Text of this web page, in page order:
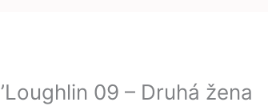
09 – Druhá žena